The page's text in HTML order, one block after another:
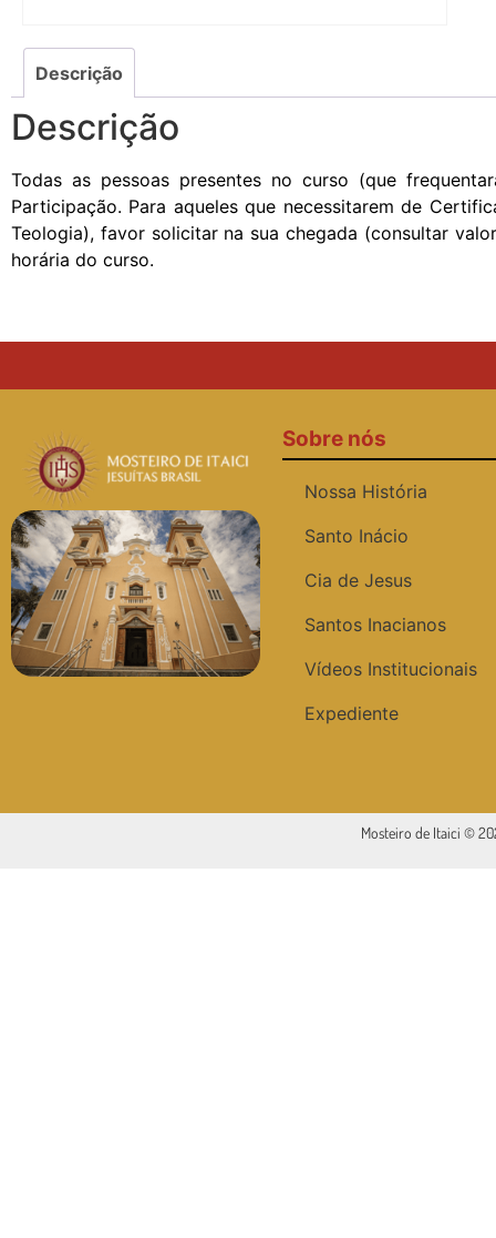
Descrição
Descrição
Todas as pessoas presentes no curso (que
Participação. Para aqueles que necessitarem de
Teologia), favor solicitar na sua chegada (consultar
horária do curso.
Sobre nós
Nossa História
Santo Inácio
Cia de Jesus
Santos Inacianos
Vídeos Institucionais
Expediente
Mosteiro de Itaici ©